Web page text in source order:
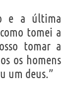
e a última
tomei a
tomar a
os homens
um deus.”